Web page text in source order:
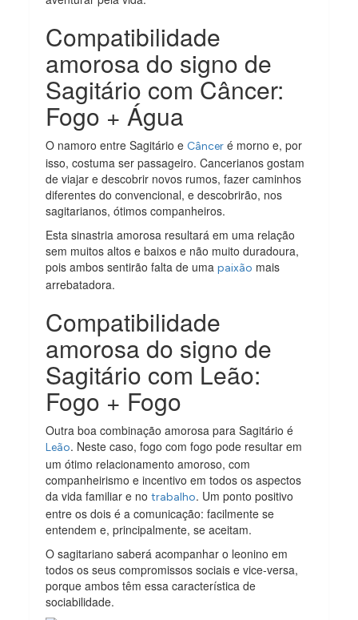
Compatibilidade
amorosa do signo de
Sagitário com Câncer:
Fogo + Água
O namoro entre Sagitário e Câncer é morno e, por
isso, costuma ser passageiro. Cancerianos gostam
de viajar e descobrir novos rumos, fazer caminhos
diferentes do convencional, e descobrirão, nos
sagitarianos, ótimos companheiros.
Esta sinastria amorosa resultará em uma relação
sem muitos altos e baixos e não muito duradoura,
pois ambos sentirão falta de umapaixão mais
arrebatadora.
Compatibilidade
amorosa do signo de
Sagitário com Leão:
Fogo + Fogo
Outra boa combinação amorosa para Sagitário é
Leão. Neste caso, fogo com fogo pode resultar em
um ótimo relacionamento amoroso, com
companheirismo e incentivo em todos os aspectos
da vida familiar e notrabalho. Um ponto positivo
entre os dois é a comunicação: facilmente se
entendem e, principalmente, se aceitam.
O sagitariano saberá acompanhar o leonino em
todos os seus compromissos sociais e vice-versa,
porque ambos têm essa característica de
sociabilidade.